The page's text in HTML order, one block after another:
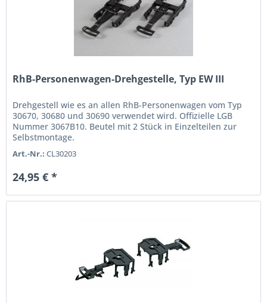
RhB-Personenwagen-Drehgestelle, Typ EW III
Drehgestell wie es an allen RhB-Personenwagen vom Typ
30670, 30680 und 30690 verwendet wird. Offizielle LGB
Nummer 3067B10. Beutel mit 2 Stück in Einzelteilen zur
Selbstmontage.
Art.-Nr.: CL30203
24,95 € *